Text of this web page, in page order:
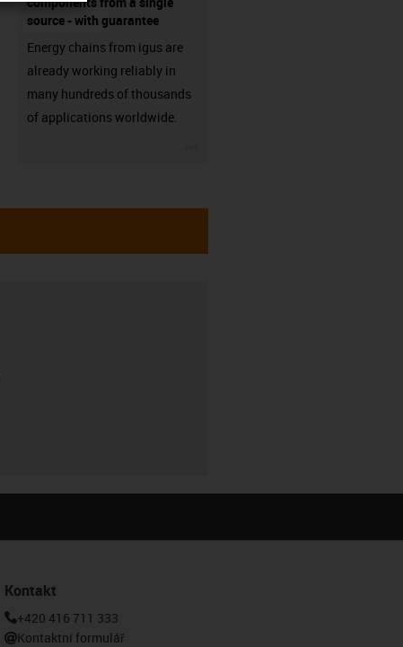
source - with guarantee
Energy chains from igus are
already working reliably in
many hundreds of thousands
of applications worldwide.
Kontakt
+420 416 711 333
Kontaktní formulář